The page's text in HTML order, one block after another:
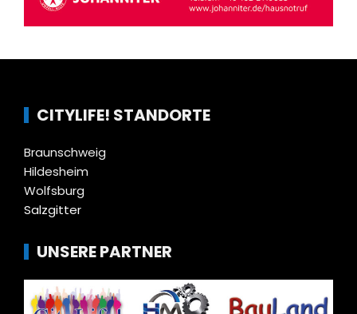
CITYLIFE! STANDORTE
Braunschweig
Hildesheim
Wolfsburg
Salzgitter
UNSERE PARTNER